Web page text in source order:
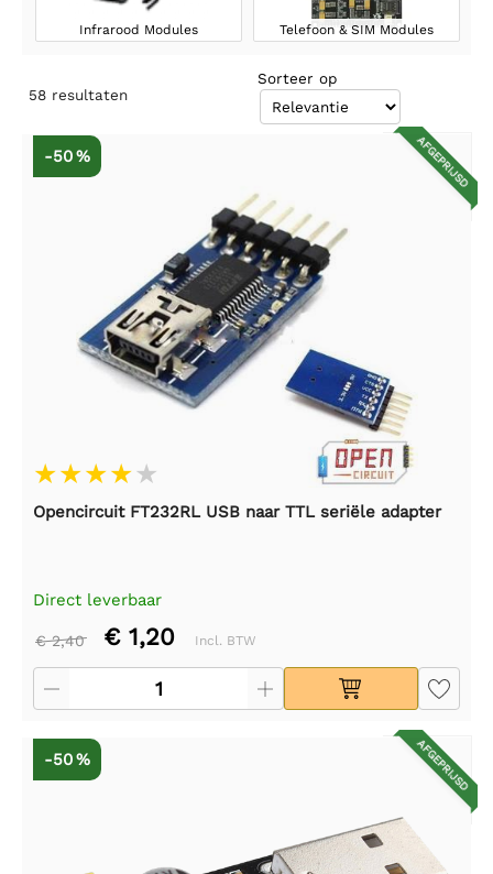
Infrarood Modules Telefoon & SIM Modules
58 resultaten
Sorteer op
AFGEPRIJSD
-50 %
Opencircuit FT232RL USB naar TTL seriële adapter
Direct leverbaar
€ 2,40 € 1,20 Incl. BTW
AFGEPRIJSD
-50 %